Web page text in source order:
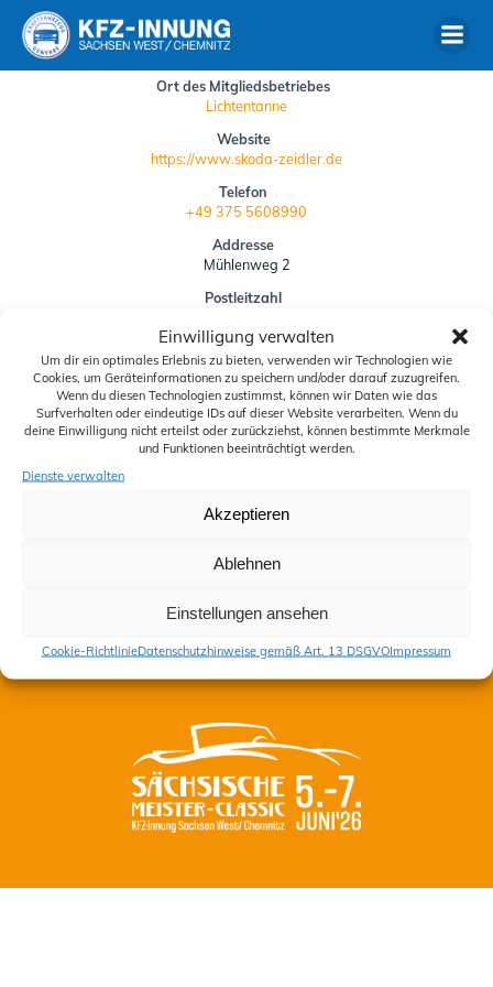
Einwilligung verwalten
Um dir ein optimales Erlebnis zu bieten, verwenden wir Technologien wie
Cookies, um Geräteinformationen zu speichern und/oder darauf zuzugreifen.
Wenn du diesen Technologien zustimmst, können wir Daten wie das
Surfverhalten oder eindeutige IDs auf dieser Website verarbeiten. Wenn du
deine Einwilligung nicht erteilst oder zurückziehst, können bestimmte Merkmale
und Funktionen beeinträchtigt werden.
Dienste verwalten
Akzeptieren
Ablehnen
Einstellungen ansehen
Cookie-RichtlinieDatenschutzhinweise gemäß Art. 13 DSGVOImpressum
Ort des Mitgliedsbetriebes
Lichtentanne
Website
https://www.skoda-zeidler.de
Telefon
+49 375 5608990
Addresse
Mühlenweg 2
Postleitzahl
Siegelbestellung
Downloads
Schiedskommission
Aktuelles
Datenschutzhinweise gemäß Art. 13 DSGVO
Cookie-Richtlinie (EU)